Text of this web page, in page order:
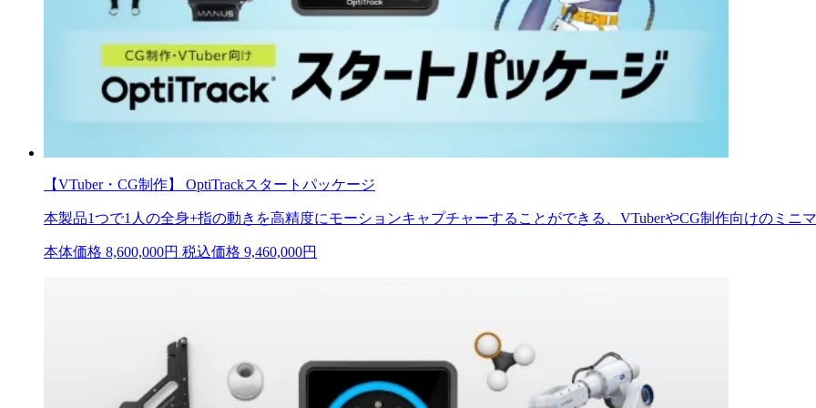
【VTuber・CG制作】 OptiTrackスタートパッケージ
本製品1つで1人の全身+指の動きを高精度にモーションキャプチャーすることができる、VTuberやCG制作向けのミニ
本体価格 8,600,000円 税込価格 9,460,000円